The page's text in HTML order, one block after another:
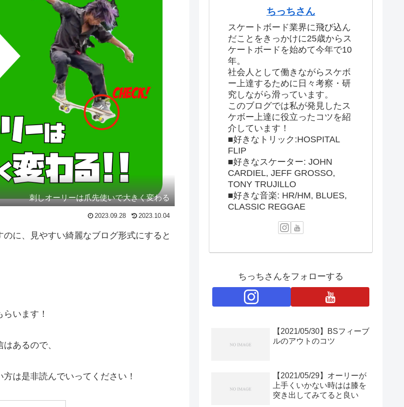
刺しオーリーは爪先使いで大きく変わる
2023.09.28 2023.10.04
に、見やすい綺麗なブログ形式にすると
います！
あるので、
は是非読んでいってください！
ちっちさん
スケートボード業界に飛び込ん
だことをきっかけに25歳からス
ケートボードを始めて今年で10
年。
社会人として働きながらスケボ
ー上達するために日々考察・研
究しながら滑っています。
このブログでは私が発見したス
ケボー上達に役立ったコツを紹
介しています！
■好きなトリック:HOSPITAL
FLIP
■好きなスケーター: JOHN
CARDIEL, JEFF GROSSO,
TONY TRUJILLO
■好きな音楽: HR/HM, BLUES,
CLASSIC REGGAE
ちっちさんをフォローする
【2021/05/30】BSフィーブ
ルのアウトのコツ
【2021/05/29】オーリーが
上手くいかない時はは膝を
突き出してみてると良い